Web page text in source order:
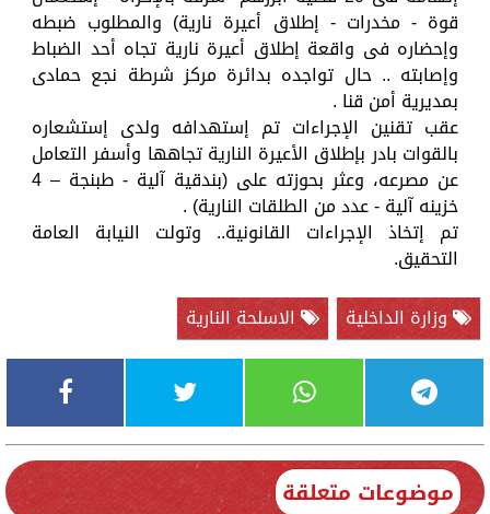
قوة - مخدرات - إطلاق أعيرة نارية) والمطلوب ضبطه
وإحضاره فى واقعة إطلاق أعيرة نارية تجاه أحد الضباط
وإصابته .. حال تواجده بدائرة مركز شرطة نجع حمادى
بمديرية أمن قنا .
عقب تقنين الإجراءات تم إستهدافه ولدى إستشعاره
بالقوات بادر بإطلاق الأعيرة النارية تجاهها وأسفر التعامل
عن مصرعه، وعثر بحوزته على (بندقية آلية - طبنجة – 4
خزينه آلية - عدد من الطلقات النارية) .
تم إتخاذ الإجراءات القانونية.. وتولت النيابة العامة
التحقيق.
وزارة الداخلية
الاسلحة النارية
موضوعات متعلقة